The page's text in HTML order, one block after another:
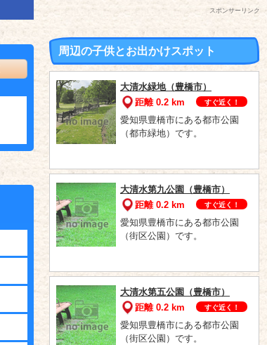
スポンサーリンク
周辺の子供とお出かけスポット
大清水緑地（豊橋市）
距離 0.2 km
すぐ近く！
愛知県豊橋市にある都市公園
（都市緑地）です。
大清水第九公園（豊橋市）
距離 0.2 km
すぐ近く！
愛知県豊橋市にある都市公園
（街区公園）です。
大清水第五公園（豊橋市）
距離 0.2 km
すぐ近く！
愛知県豊橋市にある都市公園
（街区公園）です。